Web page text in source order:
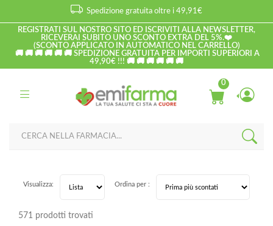
Spedizione gratuita oltre i 49,91€
REGISTRATI SUL NOSTRO SITO ED ISCRIVITI ALLA NEWSLETTER,
RICEVERAI SUBITO UNO SCONTO EXTRA DEL 5%.❤️
(SCONTO APPLICATO IN AUTOMATICO NEL CARRELLO)
🚚 🚚 🚚 🚚 🚚 🚚 SPEDIZIONE GRATUITA PER IMPORTI SUPERIORI A
49,90€ !!! 🚚 🚚 🚚 🚚 🚚 🚚
0
571 prodotti trovati
Visualizza: Ordina per :